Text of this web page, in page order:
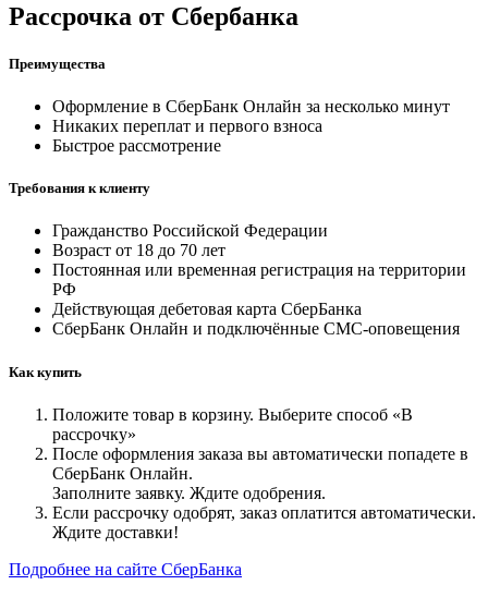
Рассрочка от Cбербанка
Преимущества
Оформление в СберБанк Онлайн за несколько минут
Никаких переплат и первого взноса
Быстрое рассмотрение
Требования к клиенту
Гражданство Российской Федерации
Возраст от 18 до 70 лет
Постоянная или временная регистрация на территории
РФ
Действующая дебетовая карта СберБанка
СберБанк Онлайн и подключённые СМС-оповещения
Как купить
Положите товар в корзину. Выберите способ «В
рассрочку»
После оформления заказа вы автоматически попадете в
СберБанк Онлайн.
Заполните заявку. Ждите одобрения.
Если рассрочку одобрят, заказ оплатится автоматически.
Ждите доставки!
Подробнее на сайте СберБанка